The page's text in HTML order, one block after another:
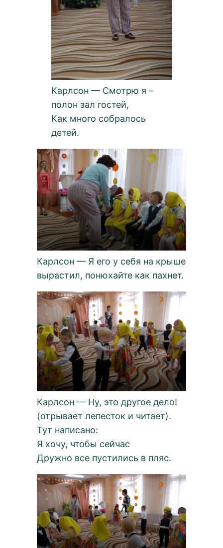
Карлсон — Смотрю я –
полон зал гостей,
Как много собралось
детей.
Карлсон — Я его у себя на крыше
вырастил, понюхайте как пахнет.
Карлсон — Ну, это другое дело!
(отрывает лепесток и читает).
Тут написано:
Я хочу, чтобы сейчас
Дружно все пустились в пляс.